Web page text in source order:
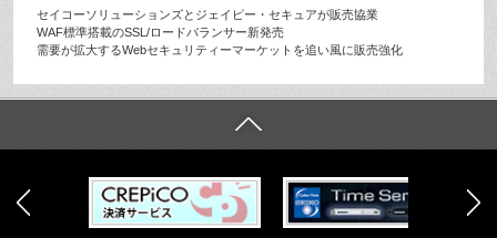
セイコーソリューションズとジェイピー・セキュアが販売協業
WAF標準搭載のSSL/ロードバランサー新発売
需要が拡大するWebセキュリティーマーケットを追い風に販売強化